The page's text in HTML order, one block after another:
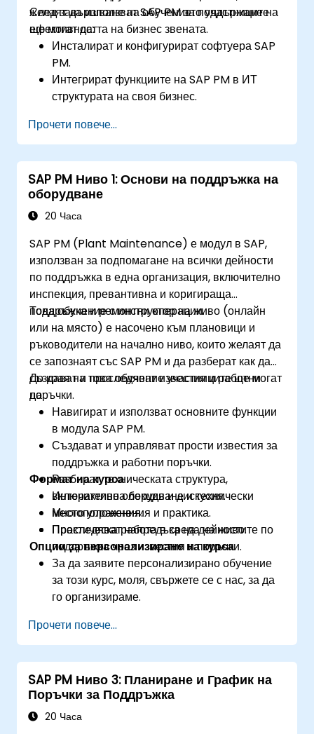
желаят да използват SAP PM за поддържане на
ефективността на бизнес звената.
След завършване на обучението участниците
ще могат да:
Инсталират и конфигурират софтуера SAP
PM.
Интегрират функциите на SAP PM в ИТ
структурата на своя бизнес.
изпълнение на отговорностите по
поддръжка.
Използват отчетите на SAP PM, за да
удовлетворят нуждите на клиентите.
Разпознават важността на внедряването на
SAP PM за работния процес в завода и
Прочети повече...
SAP PM Ниво 1: Основи на поддръжка на
оборудване
20 Часа
SAP PM (Plant Maintenance) е модул в SAP,
използван за подпомагане на всички дейности
по поддръжка в една организация, включително
инспекция, превантивна и коригираща
поддръжка и ремонтни операции.
Това обучение с инструктор на живо (онлайн
или на място) е насочено към плановици и
ръководители на начално ниво, които желаят да
се запознаят със SAP PM и да разберат как да
създават и проследяват известия и работни
поръчки.
До края на това обучение участниците ще могат
да:
Навигират и използват основните функции
в модула SAP PM.
Създават и управляват прости известия за
поддръжка и работни поръчки.
Разбират техническата структура,
включително оборудване и технически
местоположения.
Проследяват напредъка на дейностите по
поддръжка чрез известия и поръчки.
Формат на курса
Интерактивна лекция и дискусия.
Много упражнения и практика.
Практическа работа в среда на живо.
Опции за персонализиране на курса
За да заявите персонализирано обучение
за този курс, моля, свържете се с нас, за да
го организираме.
Прочети повече...
SAP PM Ниво 3: Планиране и График на
Поръчки за Поддръжка
20 Часа